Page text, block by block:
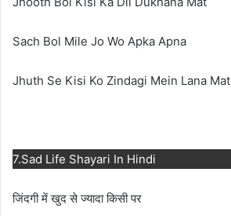
Sach Bol Mile Jo Wo Apka Apna
Jhuth Se Kisi Ko Zindagi Mein Lana Mat
7.Sad Life Shayari In Hindi
जिंदगी में खुद से ज्यादा किसी पर